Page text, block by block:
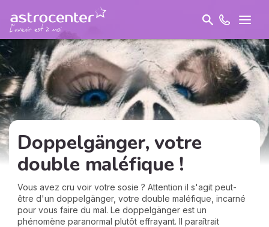
Doppelgänger, votre
double maléfique !
Vous avez cru voir votre sosie ? Attention il s'agit peut-
être d'un doppelgänger, votre double maléfique, incarné
pour vous faire du mal. Le doppelgänger est un
phénomène paranormal plutôt effrayant. Il paraîtrait